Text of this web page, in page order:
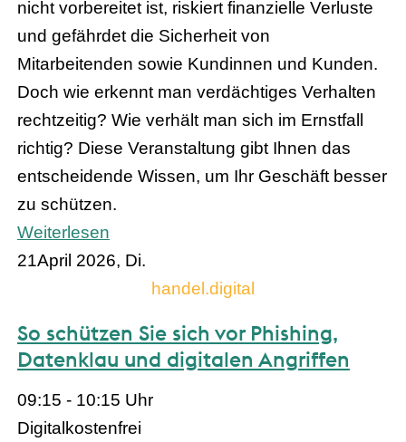
nicht vorbereitet ist, riskiert finanzielle Verluste
und gefährdet die Sicherheit von
Mitarbeitenden sowie Kundinnen und Kunden.
Doch wie erkennt man verdächtiges Verhalten
rechtzeitig? Wie verhält man sich im Ernstfall
richtig? Diese Veranstaltung gibt Ihnen das
entscheidende Wissen, um Ihr Geschäft besser
zu schützen.
Weiterlesen
21April 2026, Di.
handel.digital
So schützen Sie sich vor Phishing,
Datenklau und digitalen Angriffen
09:15 - 10:15 Uhr
Digital kostenfrei